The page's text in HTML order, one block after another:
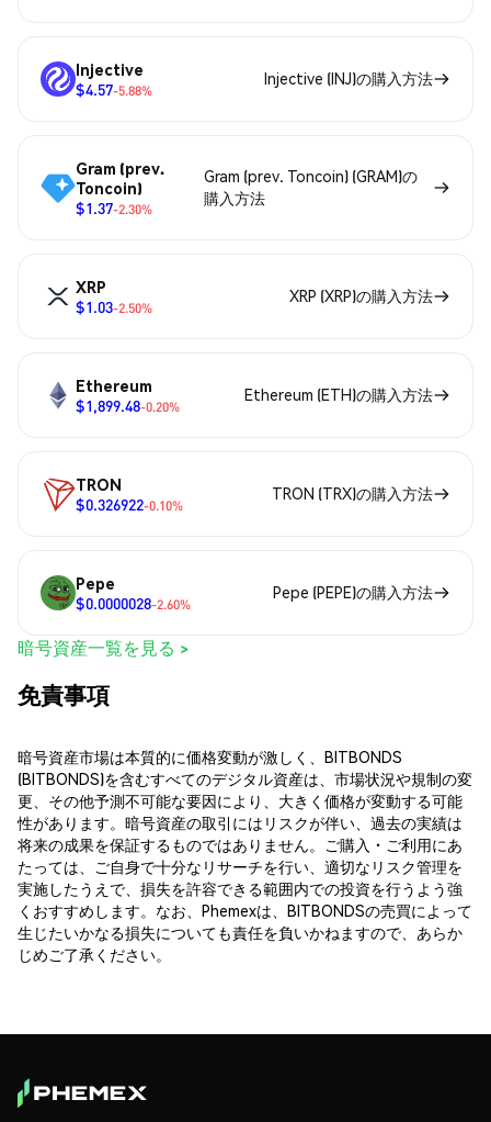
Injective
$4.57-5.88%
Injective (INJ)の購入方法
Gram (prev.
Toncoin)
$1.37-2.30%
Gram (prev. Toncoin) (GRAM)の
購入方法
XRP
$1.03-2.50%
XRP (XRP)の購入方法
Ethereum
$1,899.48-0.20%
Ethereum (ETH)の購入方法
TRON
$0.326922-0.10%
TRON (TRX)の購入方法
Pepe
$0.0000028-2.60%
Pepe (PEPE)の購入方法
暗号資産一覧を見る >
免責事項
暗号資産市場は本質的に価格変動が激しく、BITBONDS
(BITBONDS)を含むすべてのデジタル資産は、市場状況や規制の変
更、その他予測不可能な要因により、大きく価格が変動する可能
性があります。暗号資産の取引にはリスクが伴い、過去の実績は
将来の成果を保証するものではありません。ご購入・ご利用にあ
たっては、ご自身で十分なリサーチを行い、適切なリスク管理を
実施したうえで、損失を許容できる範囲内での投資を行うよう強
くおすすめします。なお、Phemexは、BITBONDSの売買によって
生じたいかなる損失についても責任を負いかねますので、あらか
じめご了承ください。